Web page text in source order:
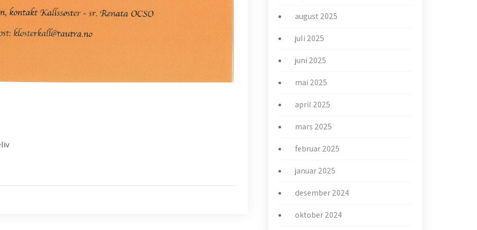
august 2025
juli 2025
juni 2025
mai 2025
april 2025
mars 2025
februar 2025
januar 2025
desember 2024
oktober 2024